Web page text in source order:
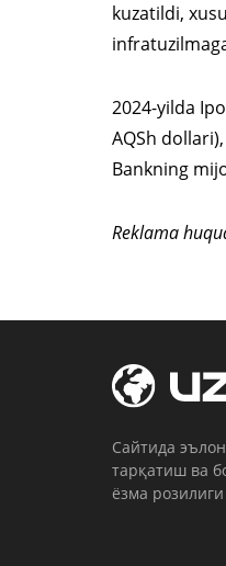
kuzatildi,
2024-yilda
AQSh
Bankning
Reklama
Cайтида
тарқатиш ва
ёзма